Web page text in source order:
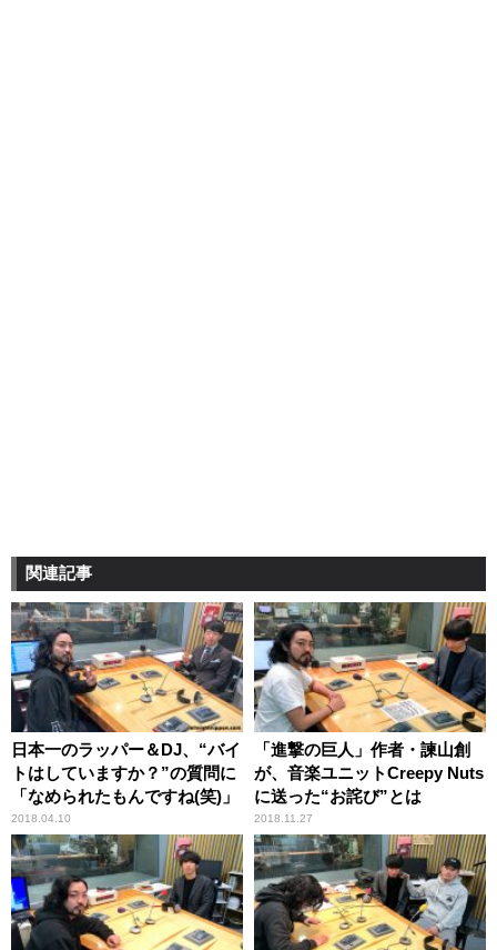
関連記事
日本一のラッパー＆DJ、“バイ
トはしていますか？”の質問に
「なめられたもんですね(笑)」
2018.04.10
「進撃の巨人」作者・諫山創
が、音楽ユニットCreepy Nuts
に送った“お詫び”とは
2018.11.27